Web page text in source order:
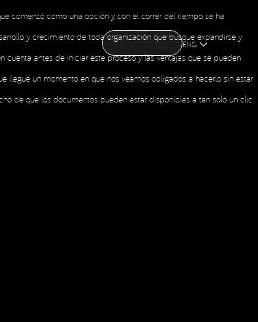
USHOLDING NEWS
CONTACT US
ENG
comenzó como una opción y, con el correr del tiempo, se ha
y crecimiento de toda organización que busque expandirse y
cuenta antes de iniciar este proceso y las ventajas que se pueden
llegue un momento en que nos veamos obligados a hacerlo sin estar
de que los documentos pueden estar disponibles a tan solo un clic
Social Media